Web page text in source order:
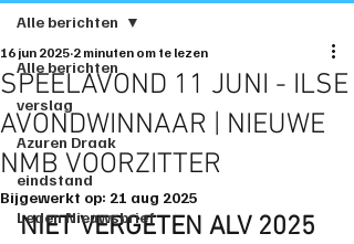
Alle berichten
verslag
Azuren Draak
eindstand
Leden Nieuwsbrief
Alle berichten
SPEELAVOND 11 JUNI - ILSE
AVONDWINNAAR | NIEUWE
NMB VOORZITTER
16 jun 2025 2 minuten om te lezen
Bijgewerkt op: 21 aug 2025
NIET VERGETEN ALV 2025